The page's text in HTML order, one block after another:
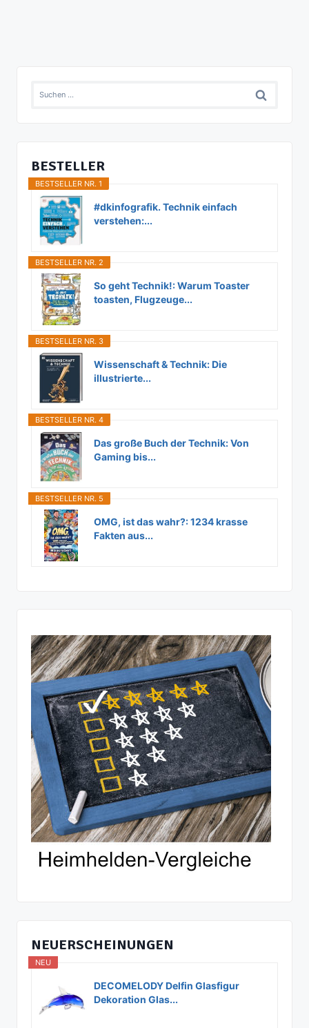
Suchen
BESTELLER
BESTSELLER NR. 1
#dkinfografik. Technik einfach
verstehen:...
BESTSELLER NR. 2
So geht Technik!: Warum Toaster
toasten, Flugzeuge...
BESTSELLER NR. 3
Wissenschaft & Technik: Die
illustrierte...
BESTSELLER NR. 4
Das große Buch der Technik: Von
Gaming bis...
BESTSELLER NR. 5
OMG, ist das wahr?: 1234 krasse
Fakten aus...
NEUERSCHEINUNGEN
NEU
DECOMELODY Delfin Glasfigur
Dekoration Glas...